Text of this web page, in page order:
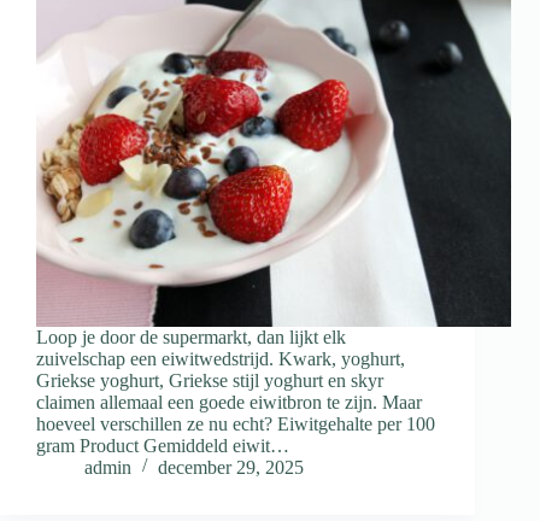
Loop je door de supermarkt, dan lijkt elk
zuivelschap een eiwitwedstrijd. Kwark, yoghurt,
Griekse yoghurt, Griekse stijl yoghurt en skyr
claimen allemaal een goede eiwitbron te zijn. Maar
hoeveel verschillen ze nu echt? Eiwitgehalte per 100
gram Product Gemiddeld eiwit…
admin
december 29, 2025